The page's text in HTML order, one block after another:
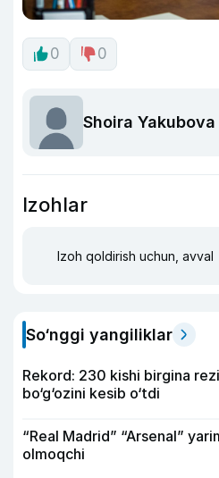
0 0
Shoira Yakubova
Izohlar
Izoh qoldirish uchun, avval
So‘nggi yangiliklar
Rekord: 230 kishi birgina
bo‘g‘ozini kesib o‘tdi
“Real Madrid” “Arsenal”
olmoqchi